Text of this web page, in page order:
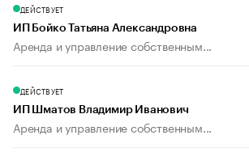
ДЕЙСТВУЕТ
ИП Бойко Татьяна Александровна
Аренда и управление собственным...
ДЕЙСТВУЕТ
ИП Шматов Владимир Иванович
Аренда и управление собственным...